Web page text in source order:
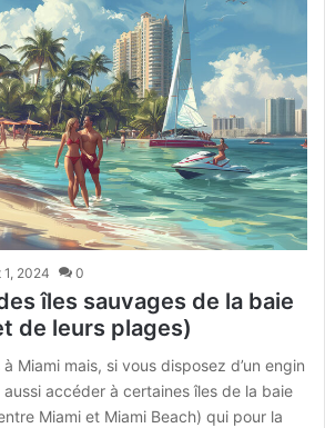
1, 2024 0
îles sauvages de la baie
de leurs plages)
Miami mais, si vous disposez d’un engin
accéder à certaines îles de la baie
Miami et Miami Beach) qui pour la